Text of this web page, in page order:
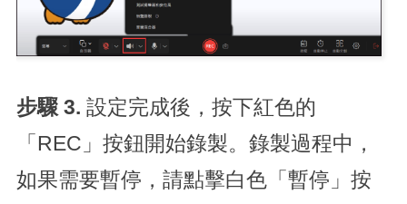
步驟 3. 設定完成後，按下紅色的
「REC」按鈕開始錄製。錄製過程中，
如果需要暫停，請點擊白色「暫停」按